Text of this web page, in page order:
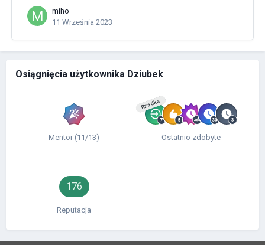
miho
11 Września 2023
Osiągnięcia użytkownika Dziubek
Mentor (11/13)
Rzadka
Ostatnio zdobyte
176
Reputacja